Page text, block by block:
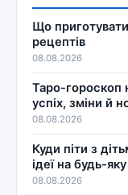
Що
рецептів
08.08.2026
Таро-гороскоп
успіх, зміни й
08.08.2026
Куди піти з
ідеї на будь-
08.08.2026